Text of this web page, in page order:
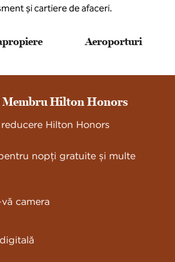
și cartiere de afaceri.
Aeroporturi
Membru Hilton Honors
Hilton Honors
nopți gratuite și multe
camera